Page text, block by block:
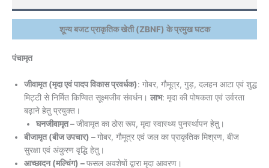
शून्य बजट प्राकृतिक खेती (ZBNF) के प्रमुख घटक
पंचामृत
जीवामृत (मृदा एवं पादप विकास प्रवर्धक): गोबर, गौमूत्र, गुड़, दलहन आटा एवं शुद्ध
मिट्टी से निर्मित किण्वित सूक्ष्मजीव संवर्धन। लाभ: मृदा की पोषकता एवं उर्वरता
बढ़ाने हेतु प्रयुक्त।
घनजीवामृत –जीवामृत का ठोस रूप, मृदा स्वास्थ्य पुनर्स्थापन हेतु।
बीजामृत (बीज उपचार) –गोबर, गौमूत्र एवं जल का प्राकृतिक मिश्रण, बीज
सुरक्षा एवं अंकुरण वृद्धि हेतु।
आच्छादन (मल्चिंग) –फसल अवशेषों द्वारा मृदा आवरण।